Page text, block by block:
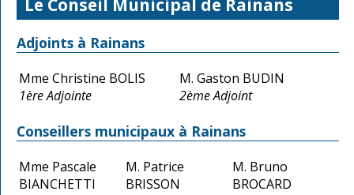
Le Conseil Municipal de Rainans
Adjoints à Rainans
Mme Christine BOLIS
1ère Adjointe
M. Gaston BUDIN
2ème Adjoint
Conseillers municipaux à Rainans
Mme Pascale
BIANCHETTI
M. Patrice
BRISSON
M. Bruno
BROCARD